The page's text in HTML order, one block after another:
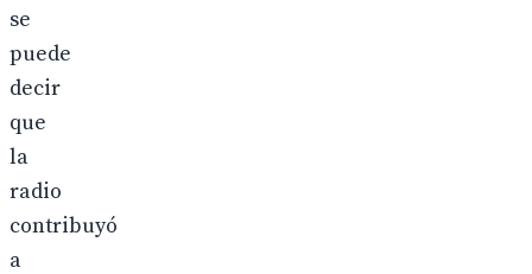
se
puede
decir
que
la
radio
contribuyó
a